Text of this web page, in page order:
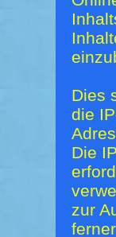
Dies
die
Die
zur